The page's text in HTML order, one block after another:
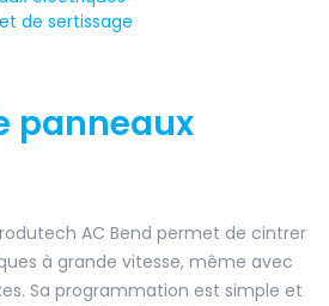
de sertissage
panneaux
AC Bend permet de cintrer
à grande vitesse, même avec
Sa programmation est simple et